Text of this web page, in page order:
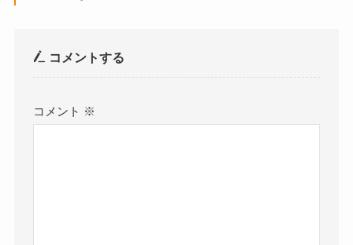
コメントする
コメント ※